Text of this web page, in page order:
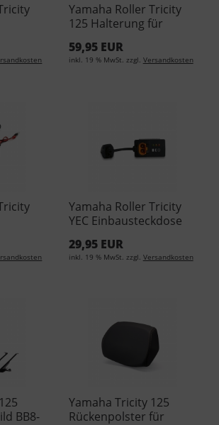
Yamaha Roller Tricity
125 Halterung für
59,95 EUR
inkl. 19 % MwSt. zzgl. Versandkosten
Yamaha Roller Tricity
YEC Einbausteckdose
29,95 EUR
inkl. 19 % MwSt. zzgl. Versandkosten
BB8-
Yamaha Tricity 125
Rückenpolster für